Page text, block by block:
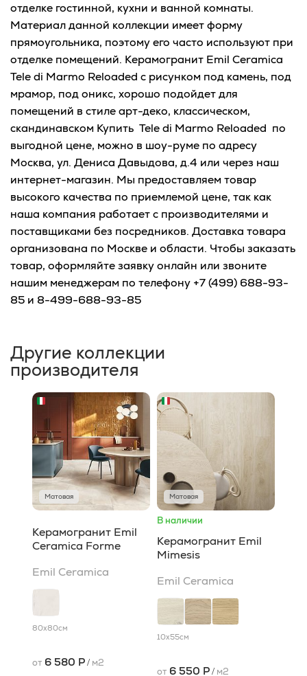
отделке гостинной, кухни и ванной комнаты.
Материал данной коллекции имеет форму
прямоугольника, поэтому его часто используют при
отделке помещений. Керамогранит Emil Ceramica
Tele di Marmo Reloaded с рисунком под камень, под
мрамор, под оникс, хорошо подойдет для
помещений в стиле арт-деко, классическом,
скандинавском Купить Tele di Marmo Reloaded по
выгодной цене, можно в шоу-руме по адресу
Москва, ул. Дениса Давыдова, д.4 или через наш
интернет-магазин. Мы предоставляем товар
высокого качества по приемлемой цене, так как
наша компания работает с производителями и
поставщиками без посредников. Доставка товара
организована по Москве и области. Чтобы заказать
товар, оформляйте заявку онлайн или звоните
нашим менеджерам по телефону +7 (499) 688-93-
85 и 8-499-688-93-85
Другие коллекции
производителя
Матовая
Керамогранит Emil
Ceramica Forme
Emil Ceramica
80x80см
от 6 580 Р/ м2
Матовая
В наличии
Керамогранит Emil
Mimesis
Emil Ceramica
10x55см
от 6 550 Р/ м2